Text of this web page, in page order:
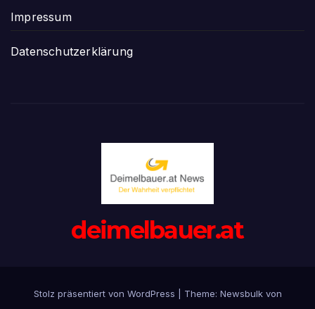
Impressum
Datenschutzerklärung
deimelbauer.at
Stolz präsentiert von WordPress Theme: Newsbulkvon